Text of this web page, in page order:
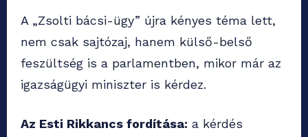
A „Zsolti bácsi-ügy” újra kényes téma lett,
nem csak sajtózaj, hanem külső-belső
feszültség is a parlamentben, mikor már az
igazságügyi miniszter is kérdez.
Az Esti Rikkancs fordítása: a kérdés